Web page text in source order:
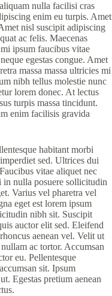
nulla facilisi cras
enim eu turpis. Amet
nisl suscipit adipiscing
ac felis. Maecenas
ipsum faucibus vitae
egestas congue. Amet
massa massa ultricies mi
nibh tellus molestie nunc
lorem donec. At lectus
turpis massa tincidunt.
enim facilisis gravida
habitant morbi
sed. Ultrices dui
vitae aliquet nec
nulla posuere sollicitudin
Varius vel pharetra vel
eget est lorem ipsum
nibh sit. Suscipit
auctor elit sed. Eleifend
aenean vel. Velit ut
ac tortor. Accumsan
eu. Pellentesque
sit. Ipsum
Egestas pretium aenean